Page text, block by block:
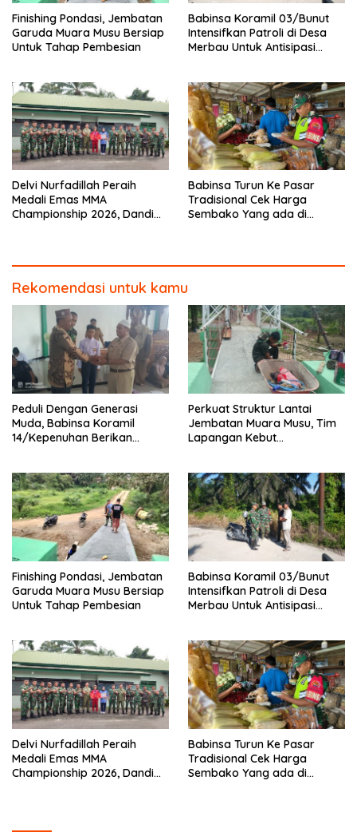
Finishing Pondasi, Jembatan
Garuda Muara Musu Bersiap
Untuk Tahap Pembesian
Babinsa Koramil 03/Bunut
Intensifkan Patroli di Desa
Merbau Untuk Antisipasi
Delvi Nurfadillah Peraih
Medali Emas MMA
Championship 2026, Dandim
Babinsa Turun Ke Pasar
Tradisional Cek Harga
Sembako Yang ada di
Rekomendasi untuk kamu
Peduli Dengan Generasi
Muda, Babinsa Koramil
14/Kepenuhan Berikan
Perkuat Struktur Lantai
Jembatan Muara Musu, Tim
Lapangan Kebut
Finishing Pondasi, Jembatan
Garuda Muara Musu Bersiap
Untuk Tahap Pembesian
Babinsa Koramil 03/Bunut
Intensifkan Patroli di Desa
Merbau Untuk Antisipasi
Delvi Nurfadillah Peraih
Medali Emas MMA
Championship 2026, Dandim
Babinsa Turun Ke Pasar
Tradisional Cek Harga
Sembako Yang ada di